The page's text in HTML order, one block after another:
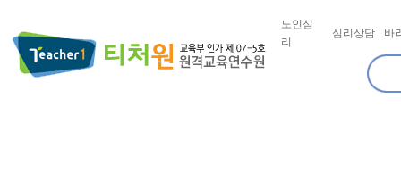
노인심
리
심리상담 바